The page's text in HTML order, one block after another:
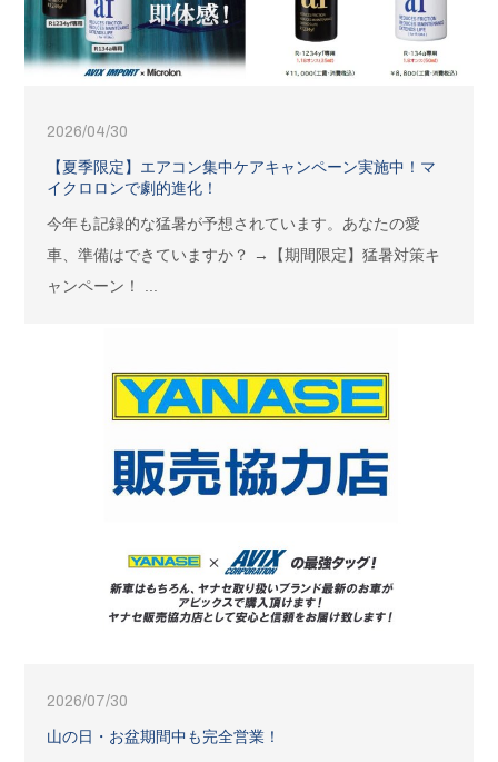
2026/04/30
【夏季限定】エアコン集中ケアキャンペーン実施中！マ
イクロロンで劇的進化！
今年も記録的な猛暑が予想されています。あなたの愛
車、準備はできていますか？ →【期間限定】猛暑対策キ
ャンペーン！ ...
2026/07/30
山の日・お盆期間中も完全営業！